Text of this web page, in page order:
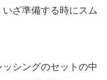
ざ準備する時にスム
シングのセットの中